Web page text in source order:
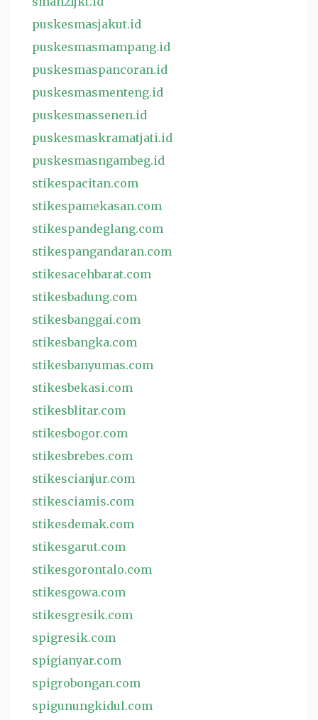
puskesmasjakut.id
puskesmasmampang.id
puskesmaspancoran.id
puskesmasmenteng.id
puskesmassenen.id
puskesmaskramatjati.id
puskesmasngambeg.id
stikespacitan.com
stikespamekasan.com
stikespandeglang.com
stikespangandaran.com
stikesacehbarat.com
stikesbadung.com
stikesbanggai.com
stikesbangka.com
stikesbanyumas.com
stikesbekasi.com
stikesblitar.com
stikesbogor.com
stikesbrebes.com
stikescianjur.com
stikesciamis.com
stikesdemak.com
stikesgarut.com
stikesgorontalo.com
stikesgowa.com
stikesgresik.com
spigresik.com
spigianyar.com
spigrobongan.com
spigunungkidul.com